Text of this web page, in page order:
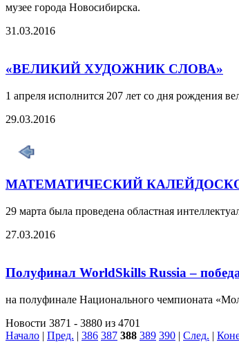
музее города Новосибирска.
31.03.2016
«ВЕЛИКИЙ ХУДОЖНИК СЛОВА»
1 апреля исполнится 207 лет со дня рождения
29.03.2016
МАТЕМАТИЧЕСКИЙ
29 марта была проведена областная
27.03.2016
Полуфинал WorldSkills Russia –
на полуфинале Национального чемпионата
Новости 3871 - 3880 из 4701
Начало | Пред. | 386 387 388 389 390 | След. |